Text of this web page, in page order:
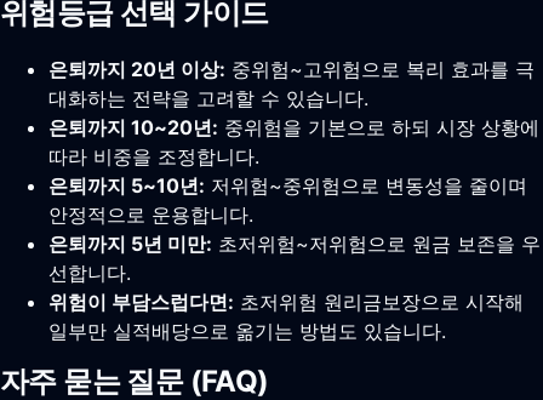
위험등급 선택 가이드
은퇴까지 20년 이상: 중위험~고위험으로 복리 효과를 극
대화하는 전략을 고려할 수 있습니다.
은퇴까지 10~20년: 중위험을 기본으로 하되 시장 상황에
따라 비중을 조정합니다.
은퇴까지 5~10년: 저위험~중위험으로 변동성을 줄이며
안정적으로 운용합니다.
은퇴까지 5년 미만: 초저위험~저위험으로 원금 보존을 우
선합니다.
위험이 부담스럽다면: 초저위험 원리금보장으로 시작해
일부만 실적배당으로 옮기는 방법도 있습니다.
자주 묻는 질문 (FAQ)